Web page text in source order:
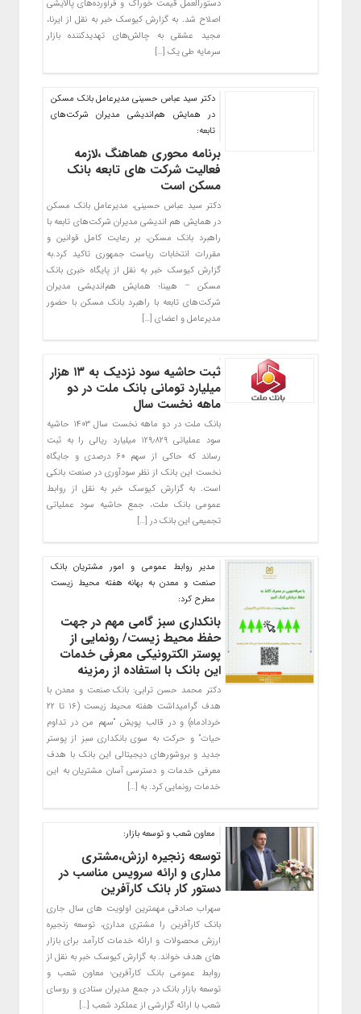
دستورالعمل قیمت خوراک و فرآورده‌های پالایشی
اصلاح شد. به گزارش کیوسک خبر به نقل از ایرنا،
مجید عشقی به چالش‌های تهدیدکننده بازار
سرمایه طی یک […]
دکتر سید عباس حسینی مدیرعامل بانک مسکن
در همایش هم‌اندیشی مدیران شرکت‌های
تابعه:
برنامه محوری هماهنگ ،لازمه
فعالیت شرکت های تابعه بانک
مسکن است
دکتر سید عباس حسینی، مدیرعامل بانک مسکن
در همایش هم اندیشی مدیران شرکت‌های تابعه با
راهبرد بانک مسکن، بر رعایت کامل قوانین و
مقررات انتخابات ریاست جمهوری تاکید کرد.به
گزارش کیوسک خبر به نقل از پایگاه خبری بانک
مسکن – هیبنا؛ همایش هم‌اندیشی مدیران
شرکت‌های تابعه با راهبرد بانک مسکن با حضور
مدیرعامل و اعضای […]
ثبت حاشیه سود نزدیک به ۱۳ هزار
میلیارد تومانی بانک ملت در دو
ماهه نخست سال
بانک ملت در دو ماهه نخست سال ۱۴۰۳ حاشیه
سود عملیاتی ۱۲۹٫۸۲۹ میلیارد ریالی را به ثبت
رساند که حاکی از سهم ۶۰ درصدی و جایگاه
نخست این بانک از نظر سودآوری در صنعت بانکی
است. به گزارش کیوسک خبر به نقل از روابط
عمومی بانک ملت، جمع حاشیه سود عملیاتی
تجمیعی این بانک در […]
مدیر روابط عمومی و امور مشتریان بانك
صنعت و معدن به بهانه هفته محیط زیست
مطرح كرد:
بانکداری سبز گامی مهم در جهت
حفظ محیط زیست/ رونمایی از
پوستر الکترونیکی معرفی خدمات
این بانک با استفاده از رمزینه
دکتر محمد حسن ترابی: بانک صنعت و معدن با
هدف گرامیداشت هفته محیط زیست (۱۶ تا ۲۲
خردادماه) و در قالب پویش “سهم من در تداوم
حیات” و حرکت به سوی بانکداری سبز از پوستر
جدید و بروشورهای دیجیتالی این بانک با هدف
معرفی خدمات و دسترسی آسان مشتریان به این
خدمات رونمایی کرد. به […]
معاون شعب و توسعه بازار:
توسعه زنجیره ارزش،مشتری
مداری و ارائه سرویس مناسب در
دستور کار بانک کارآفرین
سهراب صادقی مهمترین اولویت های سال جاری
بانک کارآفرین را مشتری مداری، توسعه زنجیره
ارزش محصولات و ارائه خدمات کارآمد برای بازار
های هدف خواند. به گزارش کیوسک خبر به نقل از
روابط عمومی بانک کارآفرین؛ معاون شعب و
توسعه بازار بانک در جمع مدیران ستادی و روسای
شعب با ارائه گزارشی از عملکرد شعب […]